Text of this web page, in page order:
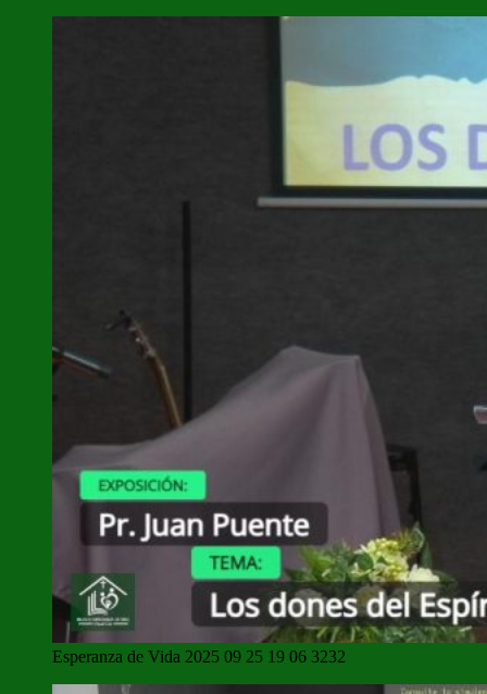
Esperanza de Vida 2025 09 25 19 06 3232